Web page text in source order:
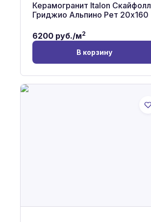
Керамогранит Italon Скайфолл
Гриджио Альпино Рет 20x160
6200 руб./м2
В корзину